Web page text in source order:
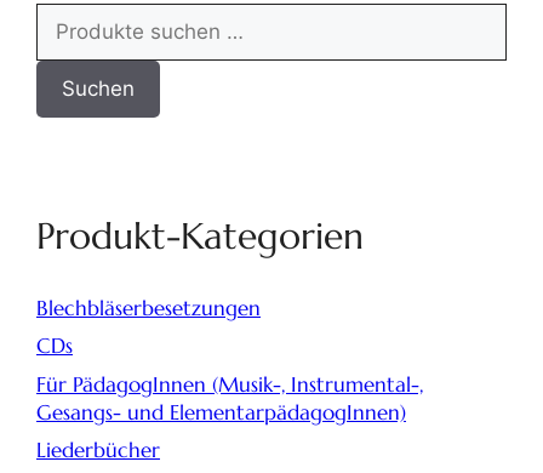
Suchen
Produkt-Kategorien
Blechbläserbesetzungen
CDs
Für PädagogInnen (Musik-, Instrumental-,
Gesangs- und ElementarpädagogInnen)
Liederbücher